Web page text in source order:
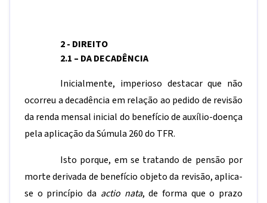
2 - DIREITO
2.1 – DA DECADÊNCIA
Inicialmente, imperioso destacar que não
ocorreu a decadência em relação ao pedido de revisão
da renda mensal inicial do benefício de auxílio-doença
pela aplicação da Súmula 260 do TFR.
Isto porque, em se tratando de pensão por
morte derivada de benefício objeto da revisão, aplica-
se o princípio da actio nata, de forma que o prazo